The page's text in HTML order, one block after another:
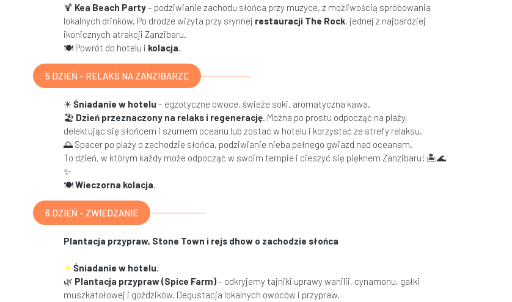
🍹 Kea Beach Party– podziwianie zachodu słońca przy muzyce, z możliwością spróbowania
lokalnych drinków. Po drodze wizyta przy słynnej restauracji The Rock, jednej z najbardziej
ikonicznych atrakcji Zanzibaru.
🍽 Powrót do hotelu i kolacja.
5 DZIEŃ - RELAKS NA ZANZIBARZE
☀Śniadanie w hotelu – egzotyczne owoce, świeże soki, aromatyczna kawa.
🏖 Dzień przeznaczony na relaks i regenerację. Można po prostu odpocząć na plaży,
delektując się słońcem i szumem oceanu lub zostać w hotelu i korzystać ze strefy relaksu.
🌅 Spacer po plaży o zachodzie słońca, podziwianie nieba pełnego gwiazd nad oceanem.
To dzień, w którym każdy może odpocząć w swoim tempie i cieszyć się pięknem Zanzibaru! 🏝🌊
✨
🍽Wieczorna kolacja.
6 DZIEŃ - ZWIEDZANIE
Plantacja przypraw, Stone Town i rejs dhow o zachodzie słońca
☀Śniadanie w hotelu.
🌿 Plantacja przypraw (Spice Farm)– odkryjemy tajniki uprawy wanilii, cynamonu, gałki
muszkatołowej i goździków. Degustacja lokalnych owoców i przypraw.